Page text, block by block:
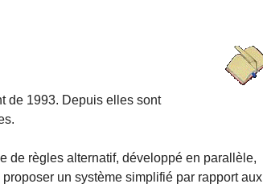
de 1993. Depuis elles sont
de règles alternatif, développé en parallèle,
un système simplifié par rapport aux